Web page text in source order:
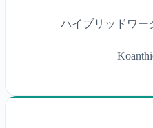
ハイブリッドワー